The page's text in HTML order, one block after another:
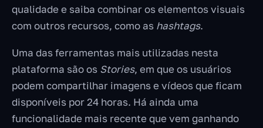
qualidade e saiba combinar os elementos visuais
com outros recursos, como as hashtags.
Uma das ferramentas mais utilizadas nesta
plataforma são os Stories, em que os usuários
podem compartilhar imagens e vídeos que ficam
disponíveis por 24 horas. Há ainda uma
funcionalidade mais recente que vem ganhando